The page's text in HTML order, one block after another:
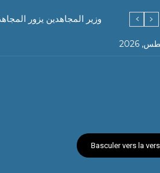
وزير المجاهدين يزور
Basculer vers la